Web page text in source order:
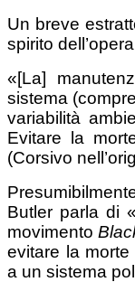
Un breve
spirito
«[La]
sistema
variabilità
Evitare la
(Corsivo
Butler parla di
movimento
evitare la
a un sistema